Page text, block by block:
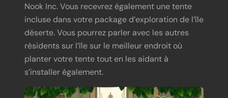
Nook Inc. Vous recevrez également une tente
incluse dans votre package d’exploration de l’île
déserte. Vous pourrez parler avec les autres
résidents sur l’île sur le meilleur endroit où
planter votre tente tout en les aidant à
s’installer également.